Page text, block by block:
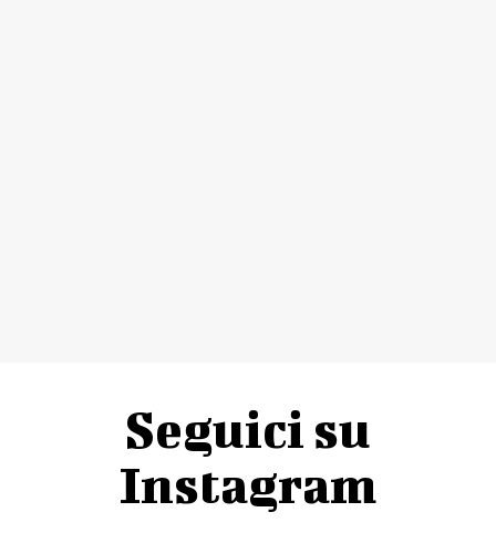
Seguici su
Instagram